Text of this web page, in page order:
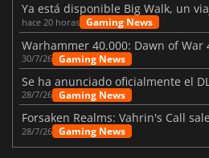
hace 20 horas Gaming News
30/7/26 Gaming News
28/7/26 Gaming News
28/7/26 Gaming News